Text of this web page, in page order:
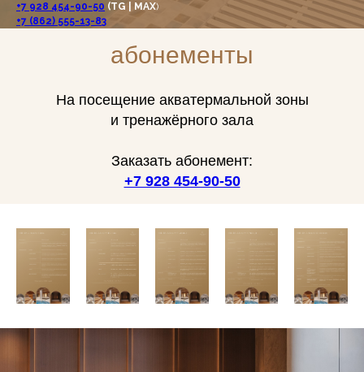
+7 928 454-90-50 (TG | MAX)
+7 (862) 555-13-83
абонементы
На посещение акватермальной зоны
и тренажёрного зала
Заказать абонемент:
+7 928 454-90-50
Сердце Grand Cascade: организованный
и оформленный с особой любовью
к гостям отеля и всему разнообразию
субтропических растений, с заботой
Гости смогут уединиться в тени